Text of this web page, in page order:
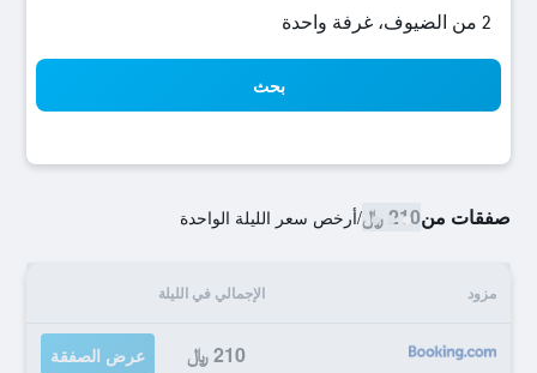
2 من الضيوف، غرفة واحدة
بحث
صفقات من210 ﷼ /أرخص سعر الليلة الواحدة
مزود الإجمالي في الليلة
210 ﷼ عرض الصفقة